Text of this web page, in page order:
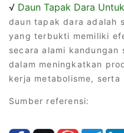
√ Daun Tapak Dara
daun tapak dara adalah
yang terbukti memiliki
secara alami
dalam meningkatkan
kerja metabolisme, serta
Sumber referensi: